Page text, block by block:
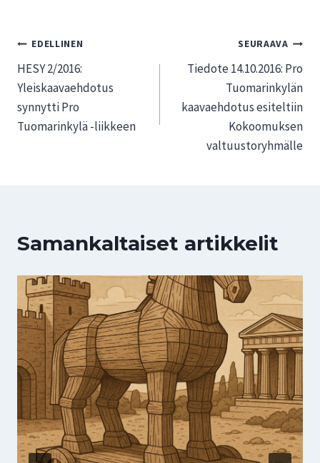
Artikkelien
selaus
EDELLINEN
HESY 2/2016:
Yleiskaavaehdotus
synnytti Pro
Tuomarinkylä -liikkeen
SEURAAVA
Tiedote 14.10.2016: Pro
Tuomarinkylän
kaavaehdotus esiteltiin
Kokoomuksen
valtuustoryhmälle
Samankaltaiset artikkelit